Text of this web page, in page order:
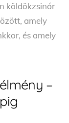
köldökzsinór
amely
és amely
–